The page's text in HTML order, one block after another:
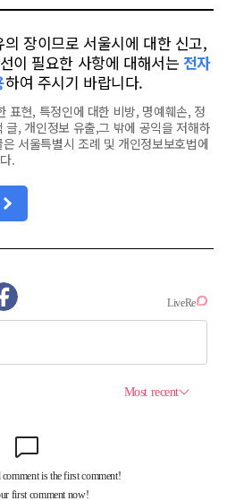
장이므로 서울시에 대한 신고,
이 필요한 사항에 대해서는 전자
하여 주시기 바랍니다.
표현, 특정인에 대한 비방, 명예훼손, 정
글, 개인정보 유출,그 밖에 공익을 저해하
서울특별시 조례 및 개인정보보호법에
.